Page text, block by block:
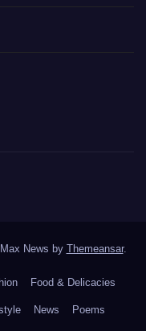
News by Themeansar.
Food & Delicacies
News Poems